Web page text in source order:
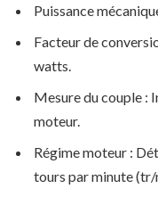
Puissance
Facteur de
watts.
Mesure du couple :
moteur.
Régime moteur :
tours par minute (tr/